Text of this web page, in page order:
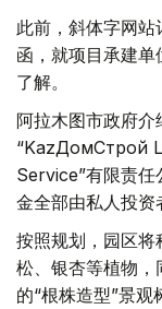
此前，斜体字网
函，就项目承建
了解。
阿拉木图市政府
“KazДомСтрой
Service”有限责任
金全部由私人投资
按照规划，园区将
松、银杏等植物
的“根株造型”景